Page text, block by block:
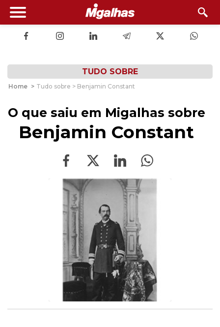
TUDO SOBRE
Home > Tudo sobre > Benjamin Constant
O que saiu em Migalhas sobre
Benjamin Constant